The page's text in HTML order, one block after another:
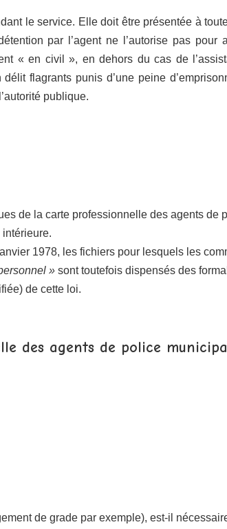
le service. Elle doit être présentée à
par l’agent ne l’autorise pas pour
« en civil », en dehors du cas de
flagrants punis d’une peine
publique.
de la carte professionnelle des agents de
intérieure.
1978, les fichiers pour lesquels les
» sont toutefois dispensés des
de cette loi.
des agents de police
de grade par exemple), est-il